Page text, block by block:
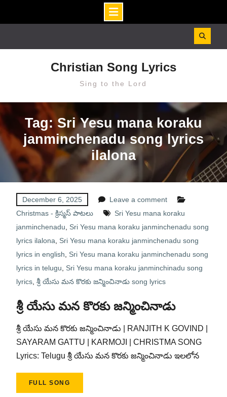
Christian Song Lyrics
Sing to the Lord
Tag: Sri Yesu mana koraku
janminchenadu song lyrics
ilalona
December 6, 2025
Leave a comment
Christmas - క్రిస్మస్ పాటలు
Sri Yesu mana koraku
janminchenadu
Sri Yesu mana koraku janminchenadu song
lyrics ilalona
Sri Yesu mana koraku janminchenadu song
lyrics in english
Sri Yesu mana koraku janminchenadu song
lyrics in telugu
Sri Yesu mana koraku janminchinadu song
lyrics, శ్రీ యేసు మన కొరకు జన్మించినాడు song lyrics
శ్రీ యేసు మన కొరకు జన్మించినాడు
శ్రీ యేసు మన కొరకు జన్మించినాడు | RANJITH K GOVIND |
SAYARAM GATTU | KARMOJI | CHRISTMA SONG
Lyrics: Telugu శ్రీ యేసు మన కొరకు జన్మించినాడు ఇలలోన
FULL SONG